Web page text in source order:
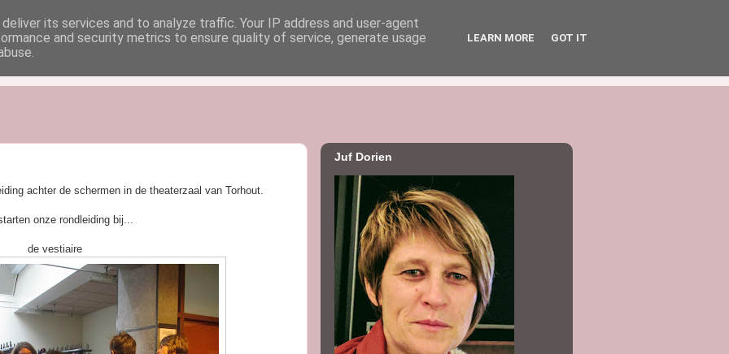
Dorien
achter de schermen in de theaterzaal van Torhout.
onze rondleiding bij...
de vestiaire
Juf Dorien
its services and to analyze traffic. Your IP address and user-agent
and security metrics to ensure quality of service, generate usage
LEARN MORE GOT IT